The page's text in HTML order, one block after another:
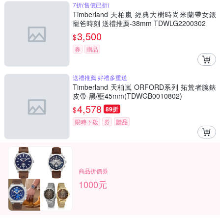
7折(售價已折)
Timberland 天柏嵐 經典大樹時尚米蘭帶女錶
寵爸時刻 送禮推薦-38mm TDWLG2200302
$3,500
券 贈品
送禮推薦 好禮多重送
Timberland 天柏嵐 ORFORD系列 拓荒者腕錶
皮帶-黑/藍45mm(TDWGB0010802)
$4,578 89折
限時下殺 券 贈品
商品折價券
1000元